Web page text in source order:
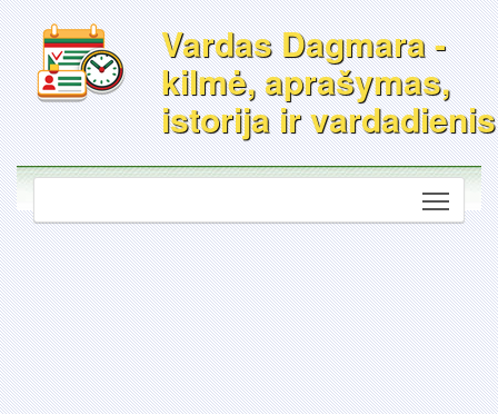
Vardas Dagmara -
kilmė, aprašymas,
istorija ir vardadienis